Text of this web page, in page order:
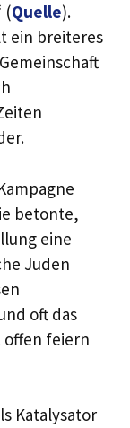
(Quelle).
ein breiteres
betonte,
eine
Juden
oft das
feiern
Katalysator